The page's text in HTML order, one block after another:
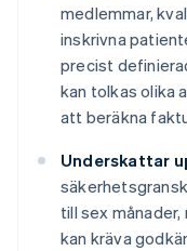
medlemmar,
inskrivna
precist
kan tolkas olika
att beräkna
Underskattar
till sex
kan kräva